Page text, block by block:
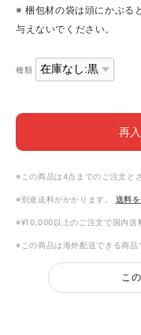
※ 梱包材の袋は頭にかぶる
与えないでください。
種類
再
※この商品は4点までのご注文と
※別途送料がかかります。 送料
※¥10,000以上のご注文で国内送
※この商品は海外配送できる商品
こ